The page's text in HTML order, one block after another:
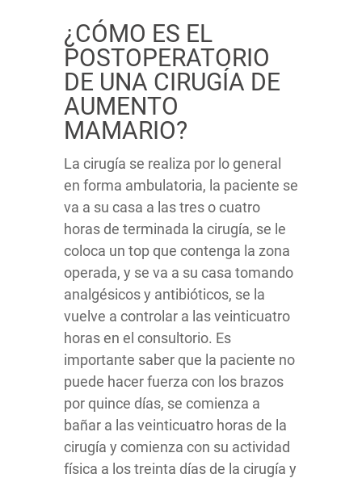
¿CÓMO ES EL
POSTOPERATORIO
DE UNA CIRUGÍA DE
AUMENTO
MAMARIO?
La cirugía se realiza por lo general
en forma ambulatoria, la paciente se
va a su casa a las tres o cuatro
horas de terminada la cirugía, se le
coloca un top que contenga la zona
operada, y se va a su casa tomando
analgésicos y antibióticos, se la
vuelve a controlar a las veinticuatro
horas en el consultorio. Es
importante saber que la paciente no
puede hacer fuerza con los brazos
por quince días, se comienza a
bañar a las veinticuatro horas de la
cirugía y comienza con su actividad
física a los treinta días de la cirugía y